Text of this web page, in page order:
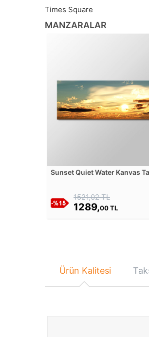
Times Square
MANZARALAR
Sunset Quiet Water Kanvas
1521,02 TL
1289,00 TL
Ürün Kalitesi